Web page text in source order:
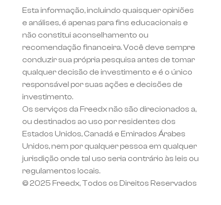
Esta informação, incluindo quaisquer opiniões
e análises, é apenas para fins educacionais e
não constitui aconselhamento ou
recomendação financeira. Você deve sempre
conduzir sua própria pesquisa antes de tomar
qualquer decisão de investimento e é o único
responsável por suas ações e decisões de
investimento.
Os serviços da Freedx não são direcionados a,
ou destinados ao uso por residentes dos
Estados Unidos, Canadá e Emirados Árabes
Unidos, nem por qualquer pessoa em qualquer
jurisdição onde tal uso seria contrário às leis ou
regulamentos locais.
© 2025 Freedx, Todos os Direitos Reservados